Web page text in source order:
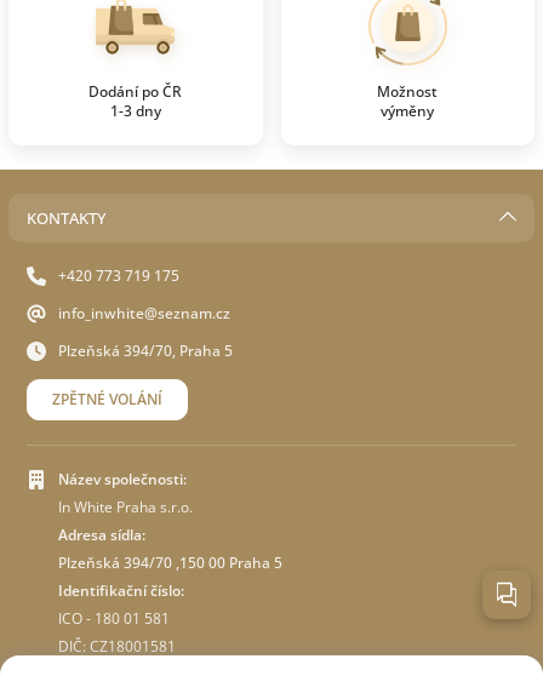
Dodání po ČR
1-3 dny
Možnost
výměny
KONTAKTY
+420 773 719 175
info_inwhite@seznam.cz
Plzeňská 394/70, Praha 5
ZPĚTNÉ VOLÁNÍ
Název společnosti:
In White Praha s.r.o.
Adresa sídla:
Plzeňská 394/70 ,150 00 Praha 5
Identifikační číslo:
ICO - 180 01 581
DIČ: CZ18001581